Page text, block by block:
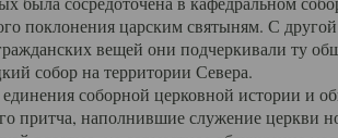
поклонения царским святыням. С
вещей они подчеркивали ту
собор на территории Севера.
соборной церковной истории и
притча, наполнившие служение